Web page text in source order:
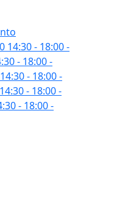
14:30 - 18:00-
- 18:00-
14:30 - 18:00-
14:30 - 18:00-
- 18:00-